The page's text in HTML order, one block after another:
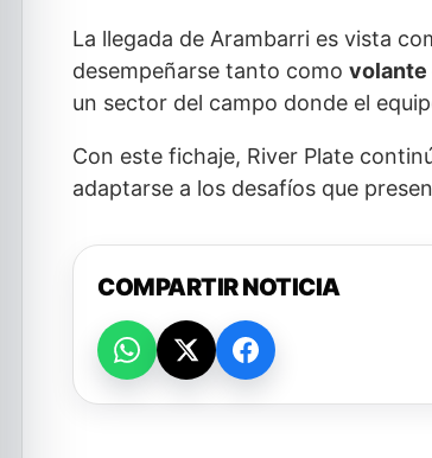
La llegada de Arambarri es vista
desempeñarse tanto como volante
un sector del campo donde el
Con este fichaje, River Plate
adaptarse a los desafíos que
COMPARTIR NOTICIA